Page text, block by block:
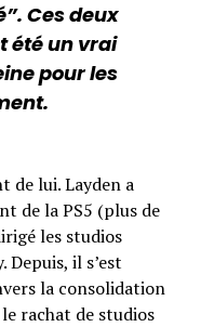
Ces deux
été un vrai
pour les
de lui. Layden a
de la PS5 (plus de
les studios
il s’est
la consolidation
rachat de studios